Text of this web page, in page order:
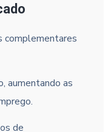
complementares
aumentando as
de